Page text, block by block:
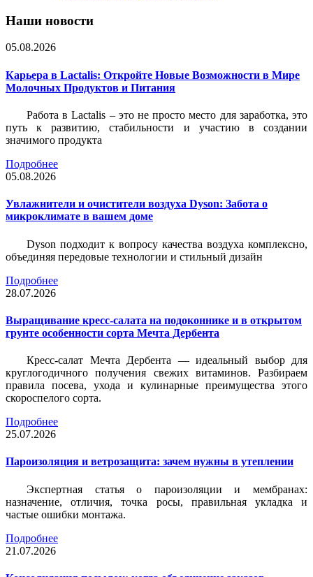
Наши новости
05.08.2026
Карьера в Lactalis: Откройте Новые Возможности в Мире
Молочных Продуктов и Питания
Работа в Lactalis – это не просто место для заработка, это
путь к развитию, стабильности и участию в создании
значимого продукта
Подробнее
05.08.2026
Увлажнители и очистители воздуха Dyson: Забота о
микроклимате в вашем доме
Dyson подходит к вопросу качества воздуха комплексно,
объединяя передовые технологии и стильный дизайн
Подробнее
28.07.2026
Выращивание кресс-салата на подоконнике и в открытом
грунте особенности сорта Мечта Дербента
Кресс-салат Мечта Дербента — идеальный выбор для
круглогодичного получения свежих витаминов. Разбираем
правила посева, ухода и кулинарные преимущества этого
скороспелого сорта.
Подробнее
25.07.2026
Пароизоляция и ветрозащита: зачем нужны в утеплении
Экспертная статья о пароизоляции и мембранах:
назначение, отличия, точка росы, правильная укладка и
частые ошибки монтажа.
Подробнее
21.07.2026